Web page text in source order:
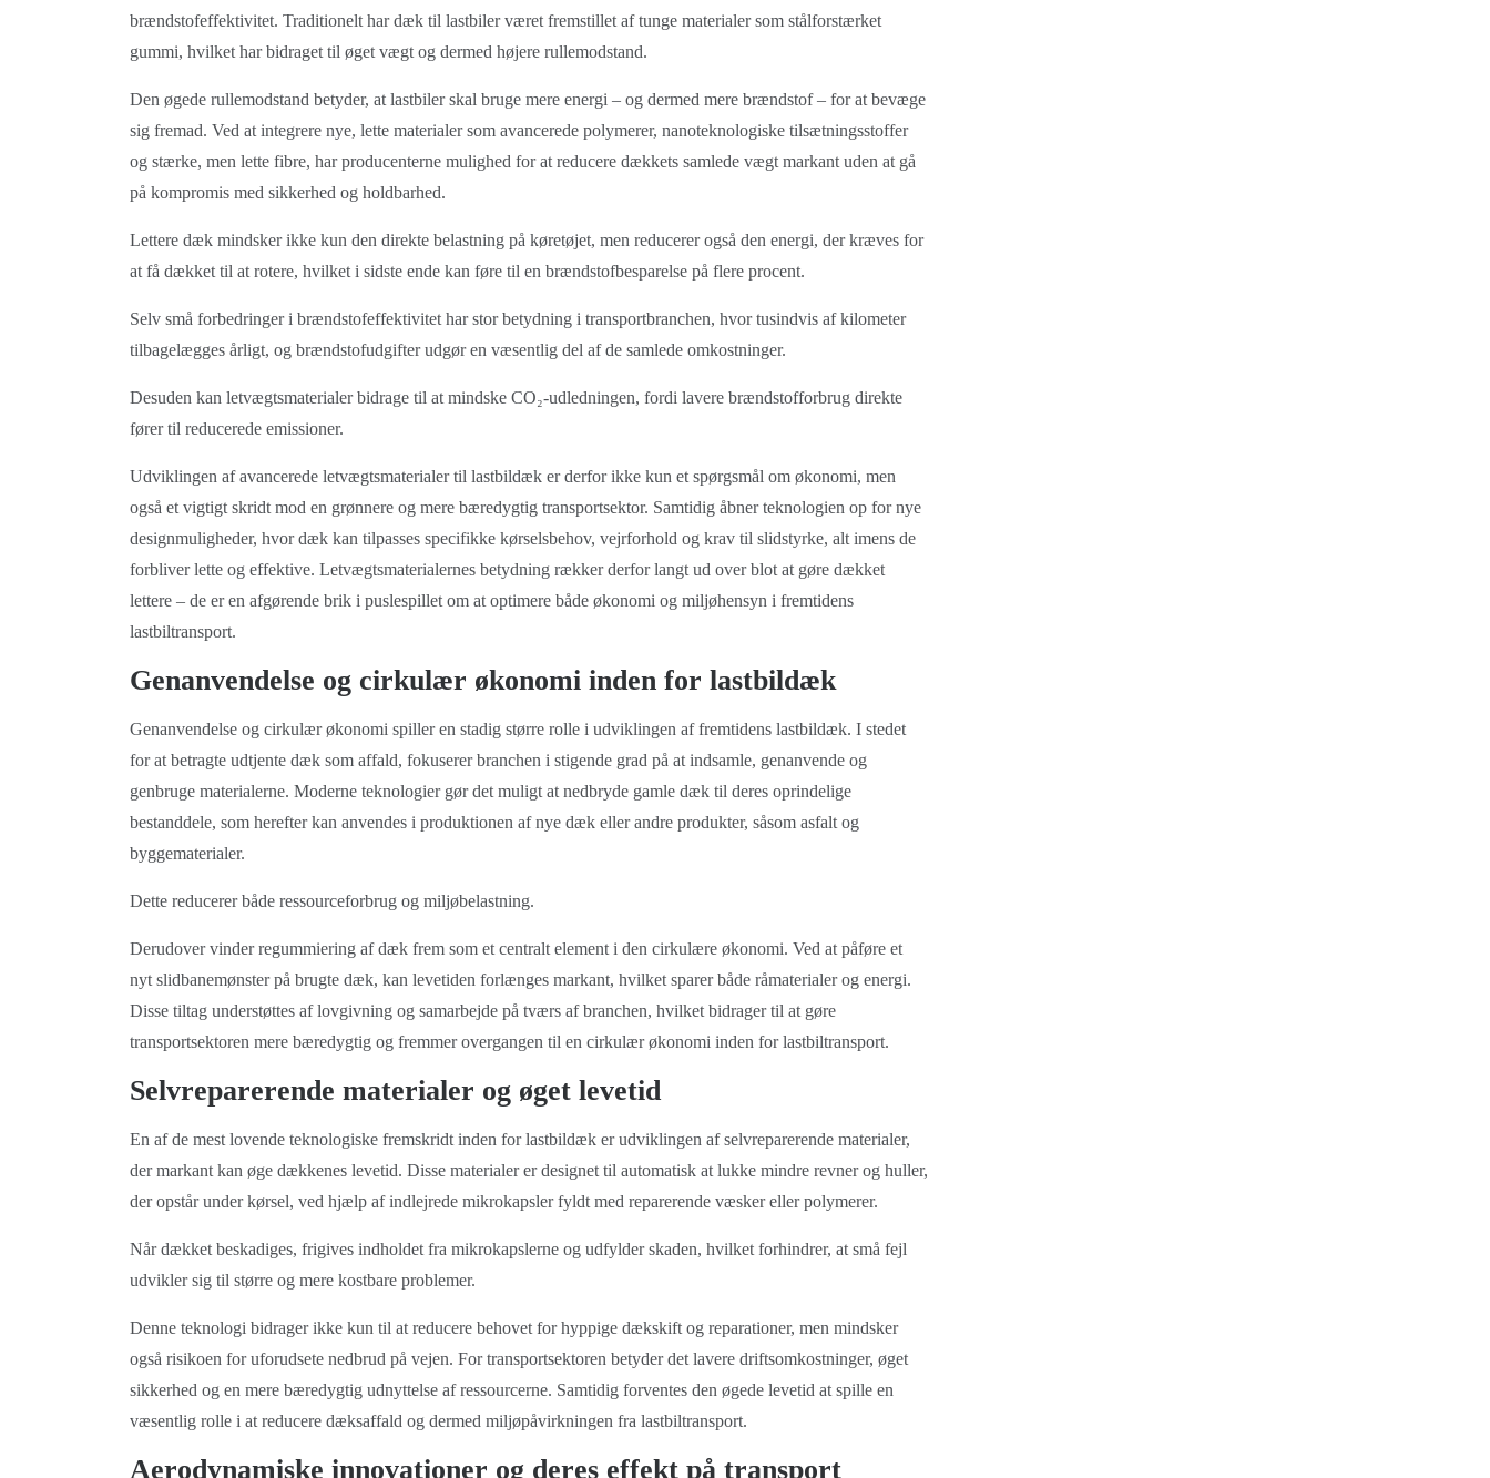
brændstofeffektivitet. Traditionelt har dæk til lastbiler været fremstillet af tunge materialer som stålforstærket
gummi, hvilket har bidraget til øget vægt og dermed højere rullemodstand.
Den øgede rullemodstand betyder, at lastbiler skal bruge mere energi – og dermed mere brændstof – for at bevæge
sig fremad. Ved at integrere nye, lette materialer som avancerede polymerer, nanoteknologiske tilsætningsstoffer
og stærke, men lette fibre, har producenterne mulighed for at reducere dækkets samlede vægt markant uden at gå
på kompromis med sikkerhed og holdbarhed.
Lettere dæk mindsker ikke kun den direkte belastning på køretøjet, men reducerer også den energi, der kræves for
at få dækket til at rotere, hvilket i sidste ende kan føre til en brændstofbesparelse på flere procent.
Selv små forbedringer i brændstofeffektivitet har stor betydning i transportbranchen, hvor tusindvis af kilometer
tilbagelægges årligt, og brændstofudgifter udgør en væsentlig del af de samlede omkostninger.
Desuden kan letvægtsmaterialer bidrage til at mindske CO₂-udledningen, fordi lavere brændstofforbrug direkte
fører til reducerede emissioner.
Udviklingen af avancerede letvægtsmaterialer til lastbildæk er derfor ikke kun et spørgsmål om økonomi, men
også et vigtigt skridt mod en grønnere og mere bæredygtig transportsektor. Samtidig åbner teknologien op for nye
designmuligheder, hvor dæk kan tilpasses specifikke kørselsbehov, vejrforhold og krav til slidstyrke, alt imens de
forbliver lette og effektive. Letvægtsmaterialernes betydning rækker derfor langt ud over blot at gøre dækket
lettere – de er en afgørende brik i puslespillet om at optimere både økonomi og miljøhensyn i fremtidens
lastbiltransport.
Genanvendelse og cirkulær økonomi inden for lastbildæk
Genanvendelse og cirkulær økonomi spiller en stadig større rolle i udviklingen af fremtidens lastbildæk. I stedet
for at betragte udtjente dæk som affald, fokuserer branchen i stigende grad på at indsamle, genanvende og
genbruge materialerne. Moderne teknologier gør det muligt at nedbryde gamle dæk til deres oprindelige
bestanddele, som herefter kan anvendes i produktionen af nye dæk eller andre produkter, såsom asfalt og
byggematerialer.
Dette reducerer både ressourceforbrug og miljøbelastning.
Derudover vinder regummiering af dæk frem som et centralt element i den cirkulære økonomi. Ved at påføre et
nyt slidbanemønster på brugte dæk, kan levetiden forlænges markant, hvilket sparer både råmaterialer og energi.
Disse tiltag understøttes af lovgivning og samarbejde på tværs af branchen, hvilket bidrager til at gøre
transportsektoren mere bæredygtig og fremmer overgangen til en cirkulær økonomi inden for lastbiltransport.
Selvreparerende materialer og øget levetid
En af de mest lovende teknologiske fremskridt inden for lastbildæk er udviklingen af selvreparerende materialer,
der markant kan øge dækkenes levetid. Disse materialer er designet til automatisk at lukke mindre revner og huller,
der opstår under kørsel, ved hjælp af indlejrede mikrokapsler fyldt med reparerende væsker eller polymerer.
Når dækket beskadiges, frigives indholdet fra mikrokapslerne og udfylder skaden, hvilket forhindrer, at små fejl
udvikler sig til større og mere kostbare problemer.
Denne teknologi bidrager ikke kun til at reducere behovet for hyppige dækskift og reparationer, men mindsker
også risikoen for uforudsete nedbrud på vejen. For transportsektoren betyder det lavere driftsomkostninger, øget
sikkerhed og en mere bæredygtig udnyttelse af ressourcerne. Samtidig forventes den øgede levetid at spille en
væsentlig rolle i at reducere dæksaffald og dermed miljøpåvirkningen fra lastbiltransport.
Aerodynamiske innovationer og deres effekt på transport